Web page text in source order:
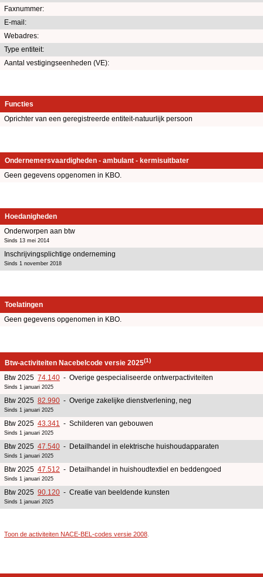
Faxnummer:
E-mail:
Webadres:
Type entiteit:
Aantal vestigingseenheden (VE):
Functies
Oprichter van een geregistreerde entiteit-natuurlijk persoon
Ondernemersvaardigheden - ambulant - kermisuitbater
Geen gegevens opgenomen in KBO.
Hoedanigheden
Onderworpen aan btw
Sinds 13 mei 2014
Inschrijvingsplichtige onderneming
Sinds 1 november 2018
Toelatingen
Geen gegevens opgenomen in KBO.
Btw-activiteiten Nacebelcode versie 2025(1)
Btw 2025 74.140 - Overige gespecialiseerde ontwerpactiviteiten
Sinds 1 januari 2025
Btw 2025 82.990 - Overige zakelijke dienstverlening, neg
Sinds 1 januari 2025
Btw 2025 43.341 - Schilderen van gebouwen
Sinds 1 januari 2025
Btw 2025 47.540 - Detailhandel in elektrische huishoudapparaten
Sinds 1 januari 2025
Btw 2025 47.512 - Detailhandel in huishoudtextiel en beddengoed
Sinds 1 januari 2025
Btw 2025 90.120 - Creatie van beeldende kunsten
Sinds 1 januari 2025
Toon de activiteiten NACE-BEL-codes versie 2008